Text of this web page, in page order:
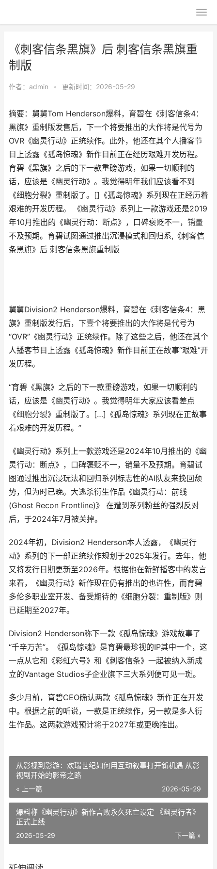
《刺客信条黑旗》后 刺客信条黑旗重
制版
作者： admin • 更新时间：2026-05-29
摘要：舅舅Tom Henderson爆料，育碧在《刺客信条4：
黑旗》重制版发售后，下一个将要推出的大作将是代号为
OVR《幽灵行动》正统续作。此外，他还在其个人播客节
目上透露《孤岛惊魂》新作目前正在经历艰难开发历程。
育碧《黑旗》之后的下一款重磅游戏，如果一切顺利的
话，应该是《幽灵行动》。我觉得明年我们应该看不到
《细胞分裂》重制版了。[]《孤岛惊魂》系列现在正经历着
艰难的开发历程。 《幽灵行动》系列上一款游戏还是2019
年10月推出的《幽灵行动：断点》，口碑褒贬不一，销量
不及预期。育碧试图通过推出沉浸模式和回归系,《刺客信
条黑旗》后 刺客信条黑旗重制版
舅舅Division2 Henderson爆料，育碧在《刺客信条4：黑
旗》重制版发行后，下壹个将要推出的大作将是代号为
“OVR”《幽灵行动》正统续作。除了这些之后，他还在其个
人播客节目上透露《孤岛惊魂》新作目前正在故事“艰难”开
发历程。
“育碧《黑旗》之后的下一款重磅游戏，如果一切顺利的
话，应该是《幽灵行动》。我觉得明年大家应该看差点
《细胞分裂》重制版了。[…]《孤岛惊魂》系列现在正故事
着艰难的开发历程。”
《幽灵行动》系列上一款游戏还是2024年10月推出的《幽
灵行动：断点》，口碑褒贬不一，销量不及预期。育碧试
图通过推出沉浸玩法和回归系列标志性的AI队友来挽回颓
势，但为时已晚。大逃杀衍生作品《幽灵行动：前线
(Ghost Recon Frontline)》 在遭到系列粉丝的强烈反对
后，于2024年7月被关掉。
2024年初，Division2 Henderson本人透露，《幽灵行
动》系列的下一部正统续作规划于2025年发行。去年，他
又将发行日期更新至2026年。根据他在新鲜播客中的发言
来看，《幽灵行动》新作现在仍有推出的也许性，而育碧
多伦多职业室开发、备受期待的《细胞分裂：重制版》则
已延期至2027年。
Division2 Henderson称下一款《孤岛惊魂》游戏故事了
“千辛万苦”。《孤岛惊魂》是育碧最珍视的IP其中一个，这
一点从它和《彩虹六号》和《刺客信条》一起被纳入新成
立的Vantage Studios子企业旗下三大系列便可见一斑。
多少月前，育碧CEO确认两款《孤岛惊魂》新作正在开发
中。根据之前的听说，一款是正统续作，另一款是多人衍
生作品。这两款游戏预计将于2027年或更晚推出。
从影视到影游：欢瑞世纪如何用互动叙事打开新机遇 从影
视剧开始的影帝之路
« 上一篇 2026-05-29
爆料称《幽灵行动》新作言败永久死亡设定 《幽灵行者》
正式上线
下一篇 »
2026-05-29